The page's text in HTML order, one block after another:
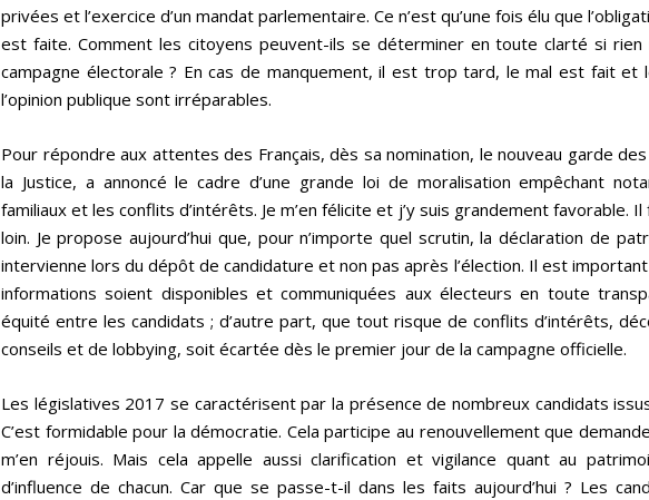
privées et l’exercice d’un mandat parlementaire. Ce n’est qu’une fois élu que
est faite. Comment les citoyens peuvent-ils se déterminer en toute clarté si rien
campagne électorale ? En cas de manquement, il est trop tard, le mal est fait et
l’opinion publique sont irréparables.
Pour répondre aux attentes des Français, dès sa nomination, le nouveau garde
la Justice, a annoncé le cadre d’une grande loi de moralisation empêchant
familiaux et les conflits d’intérêts. Je m’en félicite et j’y suis grandement favorable.
loin. Je propose aujourd’hui que, pour n’importe quel scrutin, la déclaration de
intervienne lors du dépôt de candidature et non pas après l’élection. Il est important
informations soient disponibles et communiquées aux électeurs en toute
équité entre les candidats ; d’autre part, que tout risque de conflits d’intérêts,
conseils et de lobbying, soit écartée dès le premier jour de la campagne officielle.
Les législatives 2017 se caractérisent par la présence de nombreux candidats
C’est formidable pour la démocratie. Cela participe au renouvellement que
m’en réjouis. Mais cela appelle aussi clarification et vigilance quant au
d’influence de chacun. Car que se passe-t-il dans les faits aujourd’hui ? Les